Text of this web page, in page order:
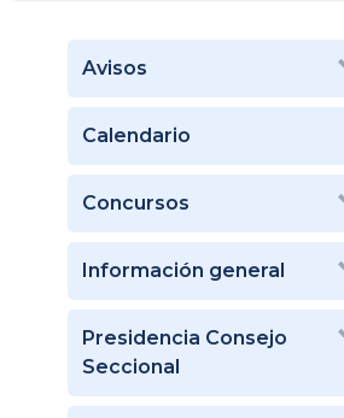
Avisos
Calendario
Concursos
Información general
Presidencia Consejo
Seccional